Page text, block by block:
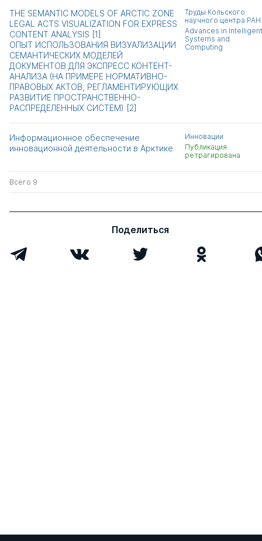
THE SEMANTIC MODELS OF ARCTIC ZONE
LEGAL ACTS VISUALIZATION FOR EXPRESS
CONTENT ANALYSIS [1]
ОПЫТ ИСПОЛЬЗОВАНИЯ ВИЗУАЛИЗАЦИИ
СЕМАНТИЧЕСКИХ МОДЕЛЕЙ
ДОКУМЕНТОВ ДЛЯ ЭКСПРЕСС КОНТЕНТ-
АНАЛИЗА (НА ПРИМЕРЕ НОРМАТИВНО-
ПРАВОВЫХ АКТОВ, РЕГЛАМЕНТИРУЮЩИХ
РАЗВИТИЕ ПРОСТРАНСТВЕННО-
РАСПРЕДЕЛЕННЫХ СИСТЕМ) [2]
Труды Кольского
научного центра РАН
Advances in Intelligent
Systems and
Computing
Информационное обеспечение
инновационной деятельности в Арктике
Инновации
Публикация
ретрагирована
Всего 9
Поделиться